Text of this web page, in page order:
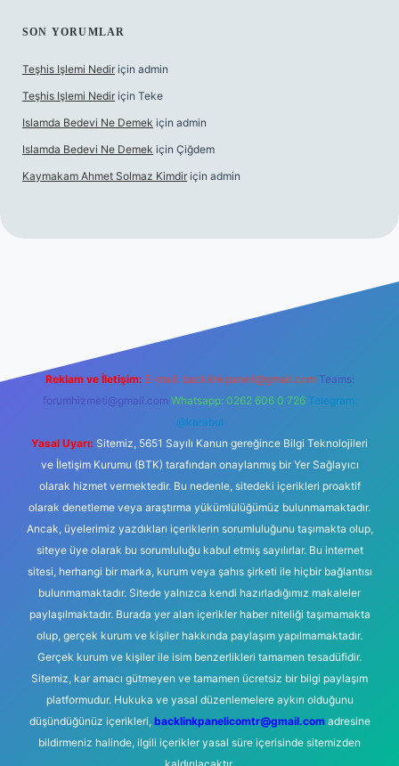
SON YORUMLAR
Teşhis Işlemi Nedir için admin
Teşhis Işlemi Nedir için Teke
Islamda Bedevi Ne Demek için admin
Islamda Bedevi Ne Demek için Çiğdem
Kaymakam Ahmet Solmaz Kimdir için admin
Reklam ve İletişim: E-mail: backlinkpaneli@gmail.com Teams:
forumhizmeti@gmail.com Whatsapp: 0262 606 0 726 Telegram:
@karabul
Yasal Uyarı: Sitemiz, 5651 Sayılı Kanun gereğince Bilgi Teknolojileri
ve İletişim Kurumu (BTK) tarafından onaylanmış bir Yer Sağlayıcı
olarak hizmet vermektedir. Bu nedenle, sitedeki içerikleri proaktif
olarak denetleme veya araştırma yükümlülüğümüz bulunmamaktadır.
Ancak, üyelerimiz yazdıkları içeriklerin sorumluluğunu taşımakta olup,
siteye üye olarak bu sorumluluğu kabul etmiş sayılırlar. Bu internet
sitesi, herhangi bir marka, kurum veya şahıs şirketi ile hiçbir bağlantısı
bulunmamaktadır. Sitede yalnızca kendi hazırladığımız makaleler
paylaşılmaktadır. Burada yer alan içerikler haber niteliği taşımamakta
olup, gerçek kurum ve kişiler hakkında paylaşım yapılmamaktadır.
Gerçek kurum ve kişiler ile isim benzerlikleri tamamen tesadüfidir.
Sitemiz, kar amacı gütmeyen ve tamamen ücretsiz bir bilgi paylaşım
platformudur. Hukuka ve yasal düzenlemelere aykırı olduğunu
düşündüğünüz içerikleri, backlinkpanelicomtr@gmail.comadresine
bildirmeniz halinde, ilgili içerikler yasal süre içerisinde sitemizden